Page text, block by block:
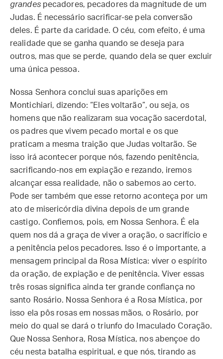
grandespecadores, pecadores da magnitude de um
Judas. É necessário sacrificar-se pela conversão
deles. É parte da caridade. O céu, com efeito, é uma
realidade que se ganha quando se deseja para
outros, mas que se perde, quando dela se quer excluir
uma única pessoa.
Nossa Senhora conclui suas aparições em
Montichiari, dizendo: “Eles voltarão”, ou seja, os
homens que não realizaram sua vocação sacerdotal,
os padres que vivem pecado mortal e os que
praticam a mesma traição que Judas voltarão. Se
isso irá acontecer porque nós, fazendo penitência,
sacrificando-nos em expiação e rezando, iremos
alcançar essa realidade, não o sabemos ao certo.
Pode ser também que esse retorno aconteça por um
ato de misericórdia divina depois de um grande
castigo. Confiemos, pois, em Nossa Senhora. É ela
quem nos dá a graça de viver a oração, o sacrifício e
a penitência pelos pecadores. Isso é o importante, a
mensagem principal da Rosa Mística: viver o espírito
da oração, de expiação e de penitência. Viver essas
três rosas significa ainda ter grande confiança no
santo Rosário. Nossa Senhora é a Rosa Mística, por
isso ela pôs rosas em nossas mãos, o Rosário, por
meio do qual se dará o triunfo do Imaculado Coração.
Que Nossa Senhora, Rosa Mística, nos abençoe do
céu nesta batalha espiritual, e que nós, tirando as